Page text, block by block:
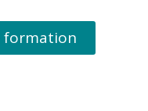
formation